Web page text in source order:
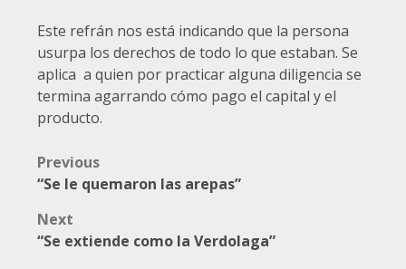
Este refrán nos está indicando que la persona
usurpa los derechos de todo lo que estaban. Se
aplica a quien por practicar alguna diligencia se
termina agarrando cómo pago el capital y el
producto.
Post
navigation
Previous
“Se le quemaron las arepas”
Next
“Se extiende como la Verdolaga”